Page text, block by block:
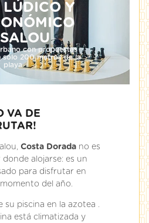
LÚDICO Y
con propuestas
sólo 200 metros de la
playa
VA DE
Costa Dorada no es
alojarse: es un
para disfrutar en
del año.
su piscina en la azotea .
está climatizada y